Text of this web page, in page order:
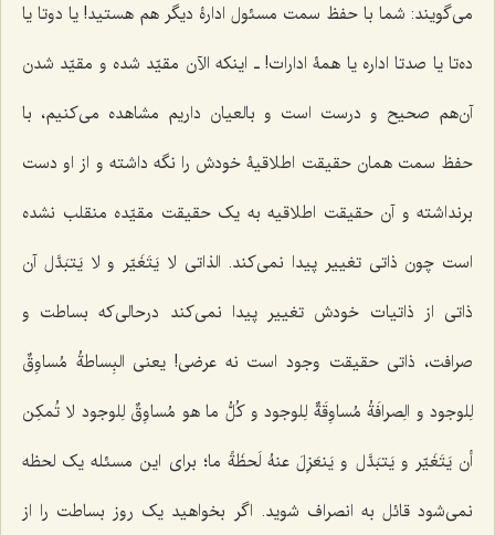
مى‌گویند: شما با حفظ سمت مسئول ادارۀ دیگر هم هستید! یا دوتا یا
ده‌تا یا صدتا اداره یا همۀ ادارات! ـ اینکه الآن مقیّد شده و مقیّد شدن
آن‌هم صحیح و درست است و بالعیان داریم مشاهده مى‌کنیم، با
حفظ سمت همان حقیقت اطلاقیۀ خودش را نگه داشته و از او دست
برنداشته و آن حقیقت اطلاقیه به یک حقیقت مقیّده منقلب نشده
است چون ذاتى تغییر پیدا نمى‌کند. الذاتى لا یَتَغَیّر و لا یَتبَدَّل آن
ذاتى از ذاتیات خودش تغییر پیدا نمى‌کند درحالى‌که بساطت و
صرافت، ذاتى حقیقت وجود است نه عرضى! یعنى البِساطةُ مُساوِقٌ
لِلوجود و الِصرافَةُ مُساوِقَةٌ لِلوجود و کُلُّ ما هو مُساوِقٌ لِلوجود لا تُمکِن
أن یَتَغَیّر و یَتبَدَّل و یَنعَزِلَ عنهُ لَحظَةً ما؛ براى این مسئله یک لحظه
نمى‌شود قائل به انصراف شوید. اگر بخواهید یک روز بساطت را از